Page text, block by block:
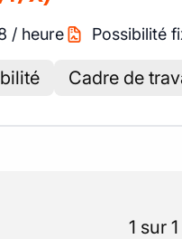
/ heure Possibilité
Cadre de
1 sur